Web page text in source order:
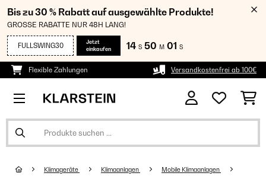
Bis zu 30 % Rabatt auf ausgewählte Produkte!
GROSSE RABATTE NUR 48H LANG!
FULLSWING30
Jetzt
einkaufen
14 S 50 M 01 S
Flexible Zahlungen Versandkostenfrei ab 100€
Klimageräte Klimaanlagen Mobile Klimaanlagen